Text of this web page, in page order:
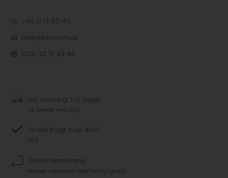
+45 21 13 60 40
mail@blossom.dk
CVR: 32 15 43 44
Lyn levering, 1-3 dage
Få leveret med GLS
Gratis fragt over 499,-
GLS
Gratis ombytning
Passer størrelsen ikke? ombyt gratis